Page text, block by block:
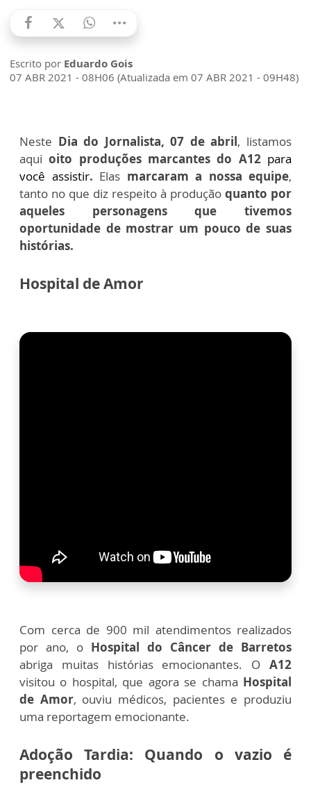
Escrito por Eduardo Gois
07 ABR 2021 - 08H06 (Atualizada em 07 ABR 2021 - 09H48)
Neste Dia do Jornalista, 07 de abril, listamos
aquioito produções marcantes do A12 para
você assistir. Elas marcaram a nossa equipe,
tanto no que diz respeito à produção quanto por
aqueles personagens que tivemos
oportunidade de mostrar um pouco de suas
histórias.
Hospital de Amor
Com cerca de 900 mil atendimentos realizados
por ano, o Hospital do Câncer de Barretos
abriga muitas histórias emocionantes. O A12
visitou o hospital, que agora se chama Hospital
de Amor, ouviu médicos, pacientes e produziu
uma reportagem emocionante.
Adoção Tardia: Quando o vazio é
preenchido